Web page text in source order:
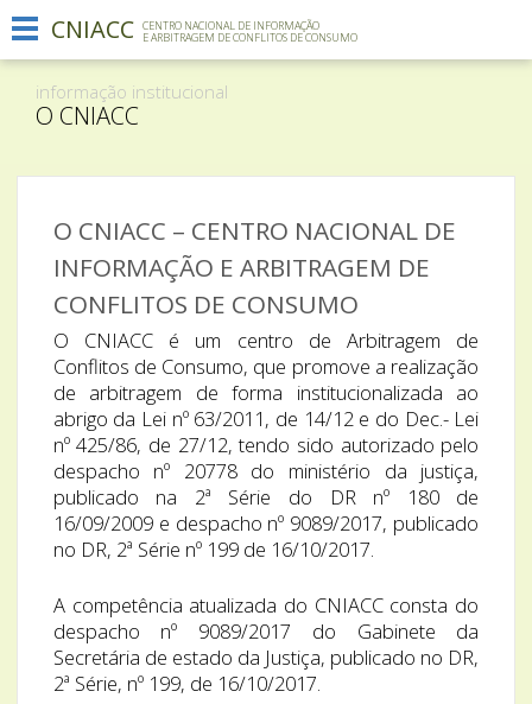
Menu
Informação institucional
O que fazemos
Contactos
CNIACC CENTRO NACIONAL DE INFORMAÇÃO
E ARBITRAGEM DE CONFLITOS DE CONSUMO
informação institucional
O CNIACC
O CNIACC – CENTRO NACIONAL DE
INFORMAÇÃO E ARBITRAGEM DE
CONFLITOS DE CONSUMO
O CNIACC é um centro de Arbitragem de
Conflitos de Consumo, que promove a realização
de arbitragem de forma institucionalizada ao
abrigo da Lei nº 63/2011, de 14/12 e do Dec.- Lei
nº 425/86, de 27/12, tendo sido autorizado pelo
despacho nº 20778 do ministério da justiça,
publicado na 2ª Série do DR nº 180 de
16/09/2009 e despacho nº 9089/2017, publicado
no DR, 2ª Série nº 199 de 16/10/2017.
A competência atualizada do CNIACC consta do
despacho nº 9089/2017 do Gabinete da
Secretária de estado da Justiça, publicado no DR,
2ª Série, nº 199, de 16/10/2017.